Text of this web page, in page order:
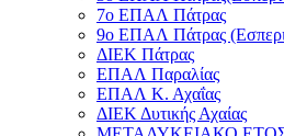
7ο ΕΠΑΛ Πάτρας
9ο ΕΠΑΛ Πάτρας
ΔΙΕΚ Πάτρας
ΕΠΑΛ Παραλίας
ΕΠΑΛ Κ. Αχαΐας
ΔΙΕΚ Δυτικής Αχαίας